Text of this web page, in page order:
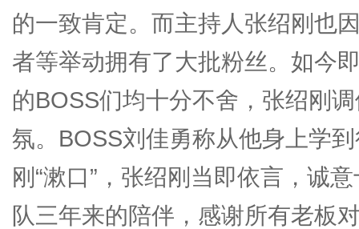
的一致肯定。而主持人张绍刚也
者等举动拥有了大批粉丝。如今
的BOSS们均十分不舍，张绍刚
氛。BOSS刘佳勇称从他身上学
刚“漱口”，张绍刚当即依言，诚
队三年来的陪伴，感谢所有老板